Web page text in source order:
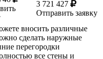
3 721 427
Отправить заявку
вносить различные
сделать наружные
перегородки
все стены и